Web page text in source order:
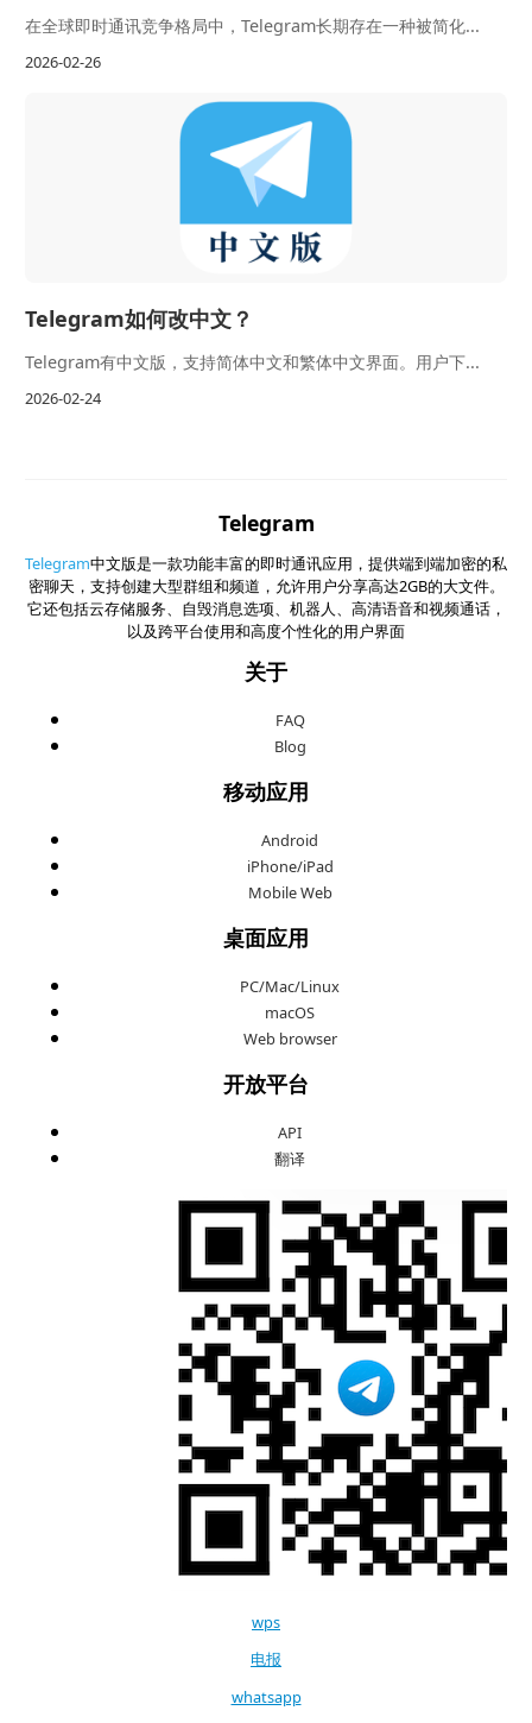
在全球即时通讯竞争格局中，Telegram长期存在一种被简化...
2026-02-26
Telegram如何改中文？
Telegram有中文版，支持简体中文和繁体中文界面。用户下...
2026-02-24
Telegram
Telegram中文版是一款功能丰富的即时通讯应用，提供端到端加密的私
密聊天，支持创建大型群组和频道，允许用户分享高达2GB的大文件。
它还包括云存储服务、自毁消息选项、机器人、高清语音和视频通话，
以及跨平台使用和高度个性化的用户界面
关于
FAQ
Blog
移动应用
Android
iPhone/iPad
Mobile Web
桌面应用
PC/Mac/Linux
macOS
Web browser
开放平台
API
翻译
wps
电报
whatsapp